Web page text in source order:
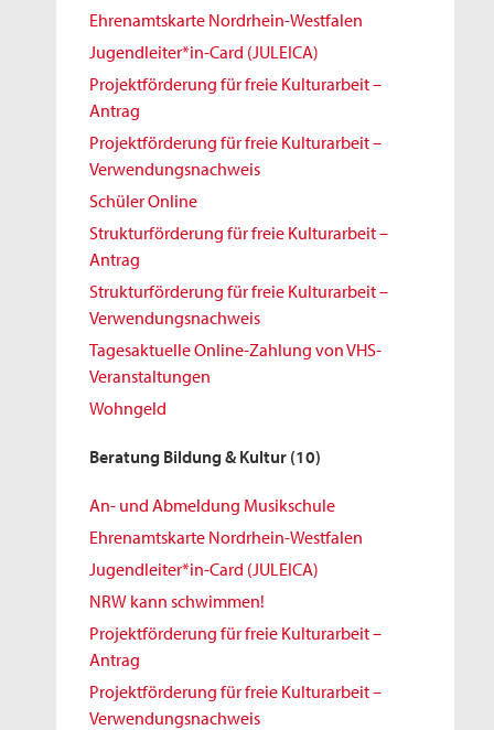
Ehrenamtskarte Nordrhein-Westfalen
Jugendleiter*in-Card (JULEICA)
Projektförderung für freie Kulturarbeit –
Antrag
Projektförderung für freie Kulturarbeit –
Verwendungsnachweis
Schüler Online
Strukturförderung für freie Kulturarbeit –
Antrag
Strukturförderung für freie Kulturarbeit –
Verwendungsnachweis
Tagesaktuelle Online-Zahlung von VHS-
Veranstaltungen
Wohngeld
Beratung Bildung & Kultur (10)
An- und Abmeldung Musikschule
Ehrenamtskarte Nordrhein-Westfalen
Jugendleiter*in-Card (JULEICA)
NRW kann schwimmen!
Projektförderung für freie Kulturarbeit –
Antrag
Projektförderung für freie Kulturarbeit –
Verwendungsnachweis